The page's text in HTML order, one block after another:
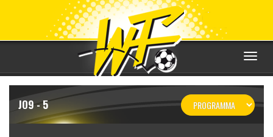
Toggle
JO9 - 5